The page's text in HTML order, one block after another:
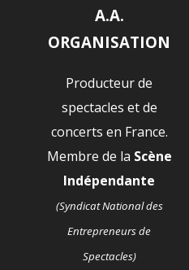
A.A.
ORGANISATION
Producteur de
spectacles et de
concerts en France.
Membre de la Scène
Indépendante
(Syndicat National des
Entrepreneurs de
Spectacles)